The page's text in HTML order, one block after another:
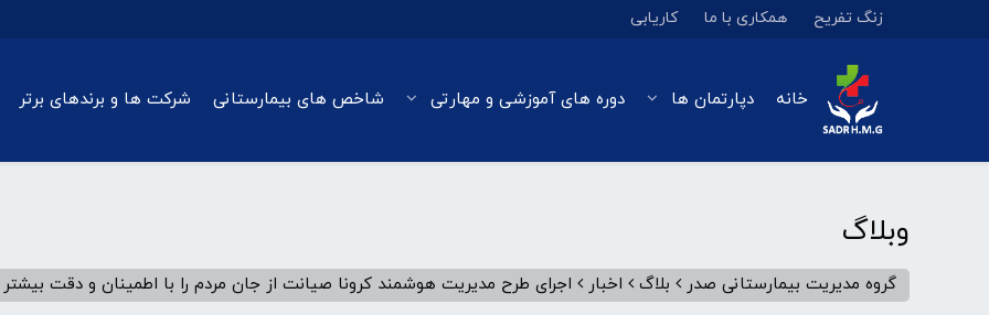
زنگ تفریح همکاری با ما کاریابی
خانه دپارتمان ها دوره های آموزشی و مهارتی شاخص های بیمارستانی شرکت ها و برندهای برتر
وبلاگ
گروه مدیریت بیمارستانی صدر بلاگ اخبار اجرای طرح مدیریت هوشمند کرونا صیانت از جان مردم را با اطمینان و دقت